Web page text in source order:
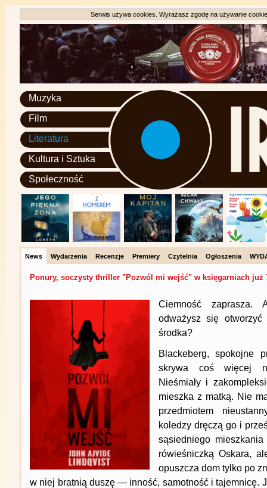
Serwis używa cookies. Wyrażasz zgodę na używanie
Muzyka
Film
Literatura
Kultura i Sztuka
Społeczność
News Wydarzenia Recenzje Premiery Czytelnia Ogłoszenia
Ponury, soczysty thriller "Pozwól mi wejść" w księgarniach już
Ciemność
odważysz się
środka?
Blackeberg, spokojne
skrywa coś więcej
Nieśmiały i
mieszka z matką. Nie
przedmiotem
koledzy dręczą go i
sąsiedniego
rówieśniczką Oskara,
opuszcza dom tylko po
w niej bratnią duszę — inność, samotność i tajemnicę.